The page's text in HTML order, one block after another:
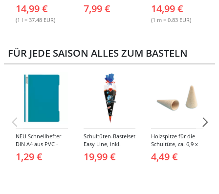
Eimer
14,99 €
(1 l = 37.48 EUR)
7,99 €
breit, 3m lang, 6
Stück
14,99 €
(1 m = 0.83 EUR)
FÜR JEDE SAISON ALLES ZUM BASTELN
NEU Schnellhefter
DIN A4 aus PVC -
Verschiedene
Farben
1,29 €
Schultüten-Bastelset
Easy Line, inkl.
Zubehör &
Anleitung, 68 cm,
19,99 €
Holzspitze für die
Schultüte, ca. 6,9 x
3,8 cm, 2er Pack
4,49 €